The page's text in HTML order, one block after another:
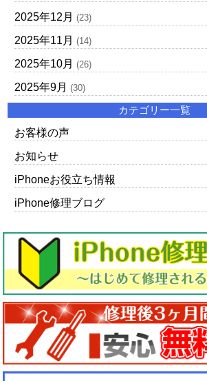
2025年12月 (23)
2025年11月 (14)
2025年10月 (26)
2025年9月 (30)
カテゴリー一覧
お客様の声
お知らせ
iPhoneお役立ち情報
iPhone修理ブログ